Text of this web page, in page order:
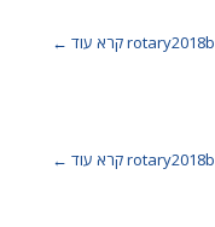
rotary2018bקרא עוד ←
rotary2018bקרא עוד ←